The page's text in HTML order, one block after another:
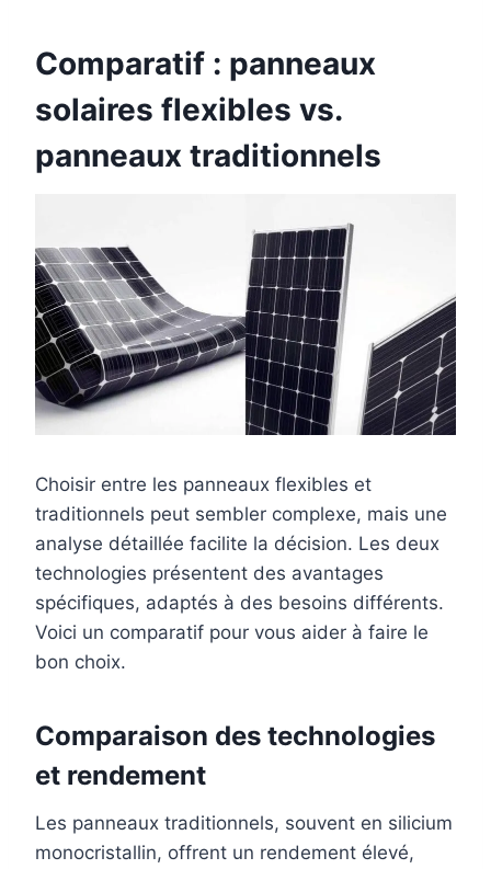
Comparatif : panneaux
solaires flexibles vs.
panneaux traditionnels
Choisir entre les panneaux flexibles et
traditionnels peut sembler complexe, mais une
analyse détaillée facilite la décision. Les deux
technologies présentent des avantages
spécifiques, adaptés à des besoins différents.
Voici un comparatif pour vous aider à faire le
bon choix.
Comparaison des technologies
et rendement
Les panneaux traditionnels, souvent en silicium
monocristallin, offrent un rendement élevé,